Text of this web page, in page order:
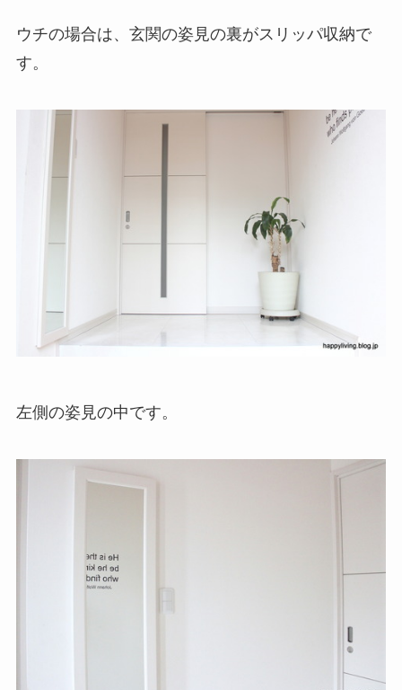
ウチの場合は、玄関の姿見の裏がスリッパ収納で
す。
左側の姿見の中です。